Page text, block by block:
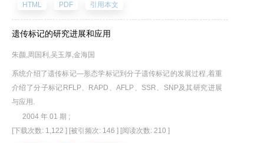
HTML PDF 引用本文
遗传标记的研究进展和应用
朱颜,周国利,吴玉厚,金海国
系统介绍了遗传标记—形态学标记到分子遗传标记的发展过程,着重
介绍了分子标记RFLP、RAPD、AFLP、SSR、SNP及其研究进展
与应用.
2004 年 01 期 ;
[下载次数: 1,122 ] [被引频次: 146 ] [阅读次数: 210 ]